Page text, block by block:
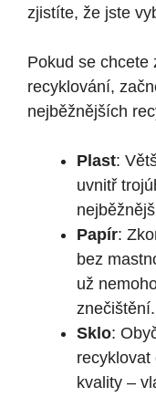
zjistíte, že jste
Pokud se chcete
recyklování,
nejběžnějších
Plast:
uvnitř
Papír:
bez
už
znečištění.
Sklo:
recyklovat
kvality –